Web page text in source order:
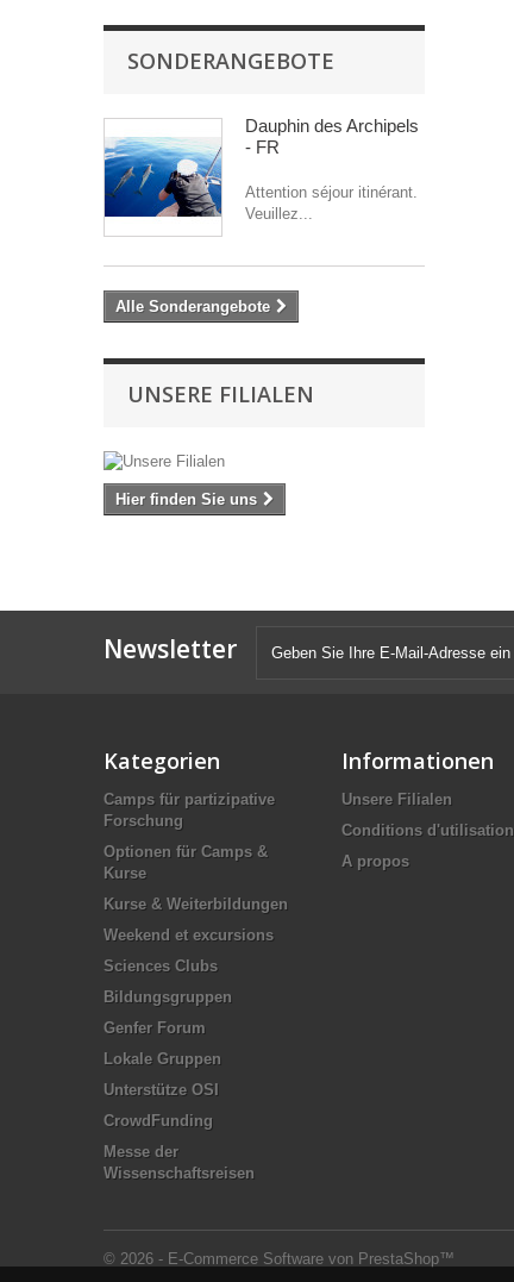
SONDERANGEBOTE
Dauphin des Archipels
- FR
Attention séjour itinérant.
Veuillez...
Alle Sonderangebote
UNSERE FILIALEN
Hier finden Sie uns
Newsletter
Kategorien
Camps für partizipative
Forschung
Optionen für Camps &
Kurse
Kurse & Weiterbildungen
Weekend et excursions
Sciences Clubs
Bildungsgruppen
Genfer Forum
Lokale Gruppen
Unterstütze OSI
CrowdFunding
Messe der
Wissenschaftsreisen
Informationen
Unsere Filialen
Conditions d'utilisation
A propos
© 2026 - E-Commerce Software von PrestaShop™